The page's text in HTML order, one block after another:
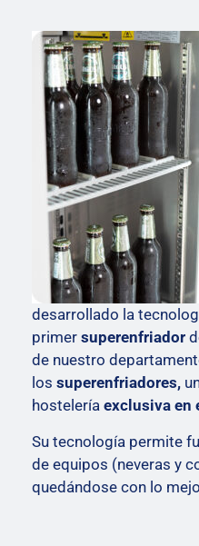
desarrollado la
primer superenfriador
de nuestro
los superenfriadores,
hostelería exclusiva en
Su tecnología permite
de equipos (neveras y
quedándose con lo